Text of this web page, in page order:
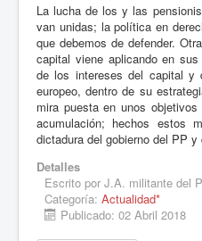
La lucha de los y las
van unidas; la política en
que debemos de defender.
capital viene aplicando en
de los intereses del capital y
europeo, dentro de su
mira puesta en unos
acumulación; hechos estos
dictadura del gobierno del PP
Detalles
Escrito por J.A. militante del
Categoría: Actualidad*
Publicado: 02 Abril 2018